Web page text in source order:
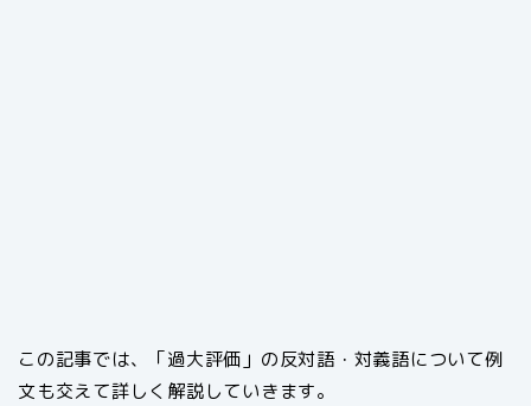
この記事では、「過大評価」の反対語・対義語について例
文も交えて詳しく解説していきます。